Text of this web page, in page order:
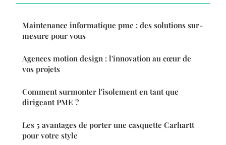
Maintenance informatique pme : des solutions sur-
mesure pour vous
Agences motion design : l'innovation au cœur de
vos projets
Comment surmonter l'isolement en tant que
dirigeant PME ?
Les 5 avantages de porter une casquette Carhartt
pour votre style